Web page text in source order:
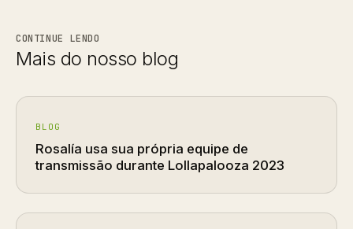
CONTINUE LENDO
Mais do nosso blog
BLOG
Rosalía usa sua própria equipe de
transmissão durante Lollapalooza 2023